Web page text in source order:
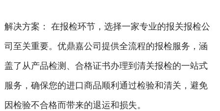
解决方案： 在报检环节，选择一家专业的报关报检公
司至关重要。优鼎嘉公司提供全流程的报检服务，涵
盖了从产品检测、合格证书办理到清关报检的一站式
服务，确保您的进口商品顺利通过检验和清关，避免
因检验不合格而带来的退运和损失。